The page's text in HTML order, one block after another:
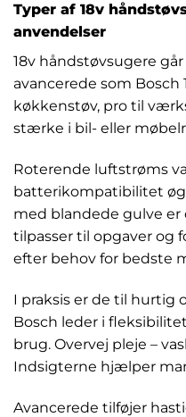
Typer af 18v
anvendelser
18v håndstøvsugere
avancerede som Bosch
køkkenstøv, pro til
stærke i bil- eller
Roterende luftstrøms
batterikompatibilitet
med blandede gulve er
tilpasser til opgaver og
efter behov for bedste
I praksis er de til hurtig
Bosch leder i
brug. Overvej pleje –
Indsigterne hjælper
Avancerede tilføjer